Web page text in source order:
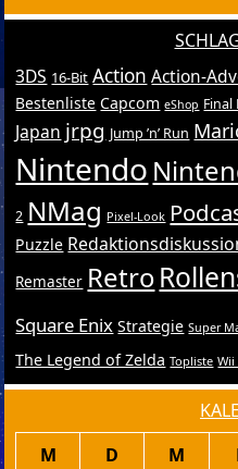
3DS 16-Bit Action Action-
Bestenliste Capcom eShop Final
Japan jrpg Jump ’n’ Run
Nintendo
2 NMag Pixel-Look
Puzzle
Remaster Retro
Square Enix Strategie Super
The Legend of Zelda Topliste Wii
M D M